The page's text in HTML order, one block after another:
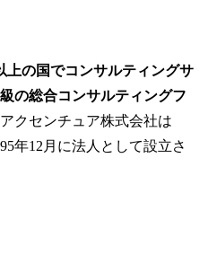
地方拠点に転職した場合、東京と同じ待遇を受けられますか？
はできますか？
対応していますか？
アクセンチュアの転職で拠点を選ぶとき、何を優先すべきですか？
上の国でコンサルティングサ
の総合コンサルティングフ
クセンチュア株式会社は
年12月に法人として設立さ